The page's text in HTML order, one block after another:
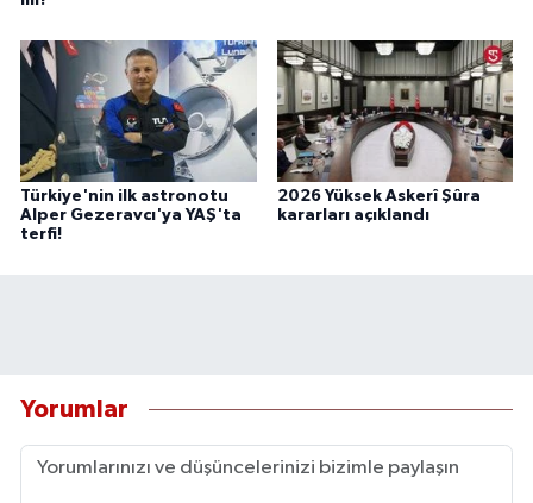
Türkiye'nin ilk astronotu
Alper Gezeravcı'ya YAŞ'ta
terfi!
2026 Yüksek Askerî Şûra
kararları açıklandı
Yorumlar